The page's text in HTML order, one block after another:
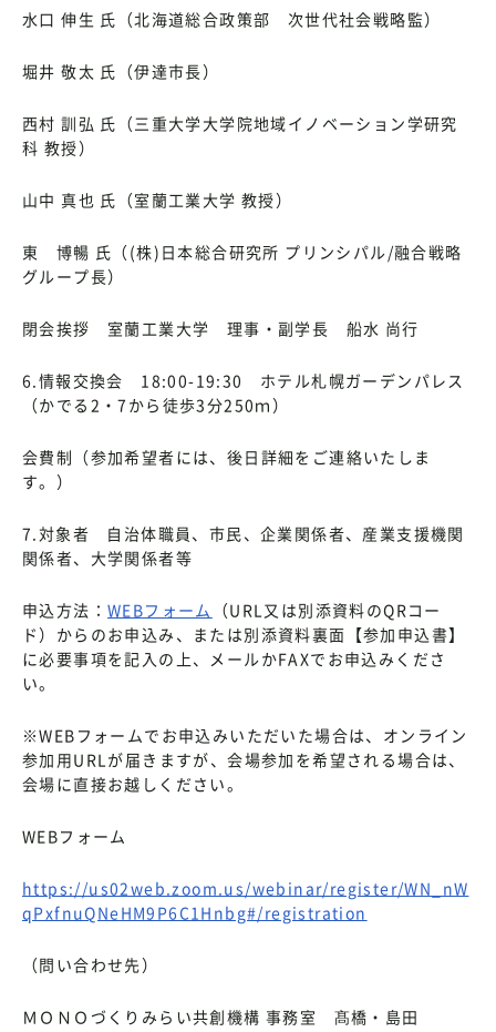
水口 伸生 氏（北海道総合政策部 次世代社会戦略監）
堀井 敬太 氏（伊達市長）
西村 訓弘 氏（三重大学大学院地域イノベーション学研究
科 教授）
山中 真也 氏（室蘭工業大学 教授）
東 博暢 氏（(株)日本総合研究所 プリンシパル/融合戦略
グループ長）
閉会挨拶 室蘭工業大学 理事・副学長 船水 尚行
6.情報交換会 18:00-19:30 ホテル札幌ガーデンパレス
（かでる2・7から徒歩3分250ｍ）
会費制（参加希望者には、後日詳細をご連絡いたしま
す。）
7.対象者 自治体職員、市民、企業関係者、産業支援機関
関係者、大学関係者等
申込方法： WEBフォーム （URL又は別添資料のQRコー
ド）からのお申込み、または別添資料裏面【参加申込書】
に必要事項を記入の上、メールかFAXでお申込みくださ
い。
※WEBフォームでお申込みいただいた場合は、オンライン
参加用URLが届きますが、会場参加を希望される場合は、
会場に直接お越しください。
WEBフォーム
https://us02web.zoom.us/webinar/register/WN_nW
qPxfnuQNeHM9P6C1Hnbg#/registration
（問い合わせ先）
ＭＯＮＯづくりみらい共創機構 事務室 髙橋・島田